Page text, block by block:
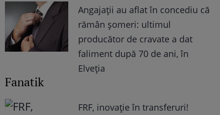
Angajații au aflat în concediu că
rămân șomeri: ultimul
producător de cravate a dat
faliment după 70 de ani, în
Elveția
Fanatik
FRF, inovație în transferuri!